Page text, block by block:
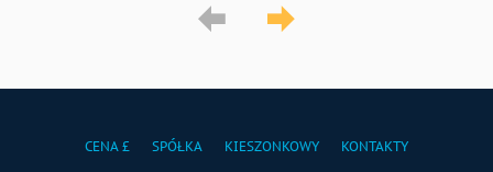
CENA £ SPÓŁKA KIESZONKOWY KONTAKTY